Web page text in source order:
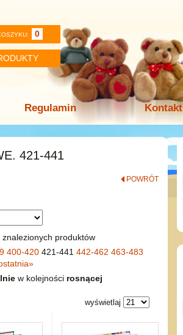
0
Regulamin Kontakt
421-441
POWRÓT
znalezionych produktów
400-420 421-441 442-462 463-483
»
w kolejności rosnącej
wyświetlaj